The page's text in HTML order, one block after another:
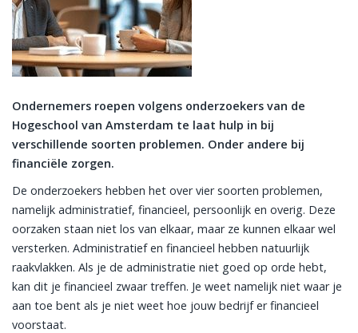
Ondernemers roepen volgens onderzoekers van de
Hogeschool van Amsterdam te laat hulp in bij
verschillende soorten problemen. Onder andere bij
financiële zorgen.
De onderzoekers hebben het over vier soorten problemen,
namelijk administratief, financieel, persoonlijk en overig. Deze
oorzaken staan niet los van elkaar, maar ze kunnen elkaar wel
versterken. Administratief en financieel hebben natuurlijk
raakvlakken. Als je de administratie niet goed op orde hebt,
kan dit je financieel zwaar treffen. Je weet namelijk niet waar je
aan toe bent als je niet weet hoe jouw bedrijf er financieel
voorstaat.